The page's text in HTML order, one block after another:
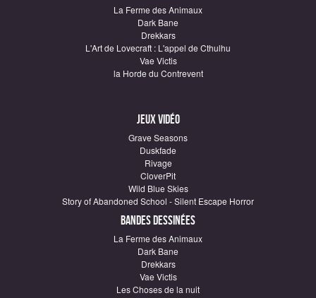
La Ferme des Animaux
Dark Bane
Drekkars
L'Art de Lovecraft : L'appel de Cthulhu
Vae Victis
la Horde du Contrevent
Jeux vidéo
Grave Seasons
Duskfade
Rivage
CloverPit
Wild Blue Skies
Story of Abandoned School - Silent Escape Horror
Bandes dessinées
La Ferme des Animaux
Dark Bane
Drekkars
Vae Victis
Les Choses de la nuit